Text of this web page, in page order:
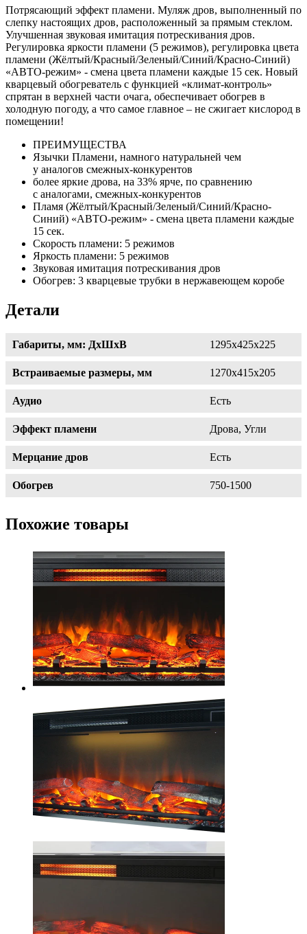
Потрясающий эффект пламени. Муляж дров, выполненный по
слепку настоящих дров, расположенный за прямым стеклом.
Улучшенная звуковая имитация потрескивания дров.
Регулировка яркости пламени (5 режимов), регулировка цвета
пламени (Жёлтый/Красный/Зеленый/Синий/Красно-Синий)
«АВТО-режим» - смена цвета пламени каждые 15 сек. Новый
кварцевый обогреватель с функцией «климат-контроль»
спрятан в верхней части очага, обеспечивает обогрев в
холодную погоду, а что самое главное – не сжигает кислород в
помещении!
ПРЕИМУЩЕСТВА
Язычки Пламени, намного натуральней чем
у аналогов смежных-конкурентов
более яркие дрова, на 33% ярче, по сравнению
с аналогами, смежных-конкурентов
Пламя (Жёлтый/Красный/Зеленый/Синий/Красно-
Синий) «АВТО-режим» - смена цвета пламени каждые
15 сек.
Скорость пламени: 5 режимов
Яркость пламени: 5 режимов
Звуковая имитация потрескивания дров
Обогрев: 3 кварцевые трубки в нержавеющем коробе
Детали
Габариты, мм: ДхШхВ 1295х425х225
Встраиваемые размеры, мм 1270х415х205
Аудио Есть
Эффект пламени Дрова, Угли
Мерцание дров Есть
Обогрев 750-1500
Похожие товары